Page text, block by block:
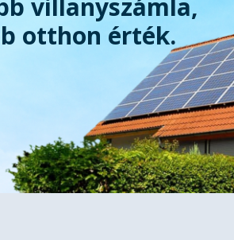
villanyszámla,
otthon érték.